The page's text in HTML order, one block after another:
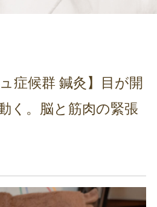
症候群 鍼灸】目が開
く。脳と筋肉の緊張